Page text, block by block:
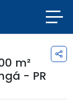
m²
- PR